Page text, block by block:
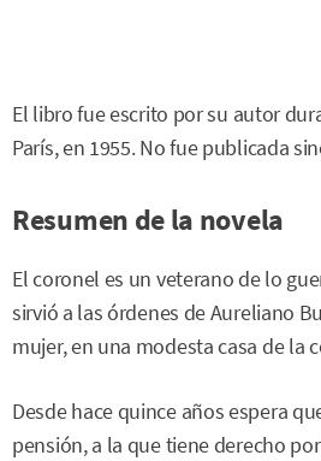
El libro fue escrito por su autor
París, en 1955. No fue publicada
Resumen de la novela
El coronel es un veterano de lo
sirvió a las órdenes de Aureliano
mujer, en una modesta casa de la
Desde hace quince años espera
pensión, a la que tiene derecho